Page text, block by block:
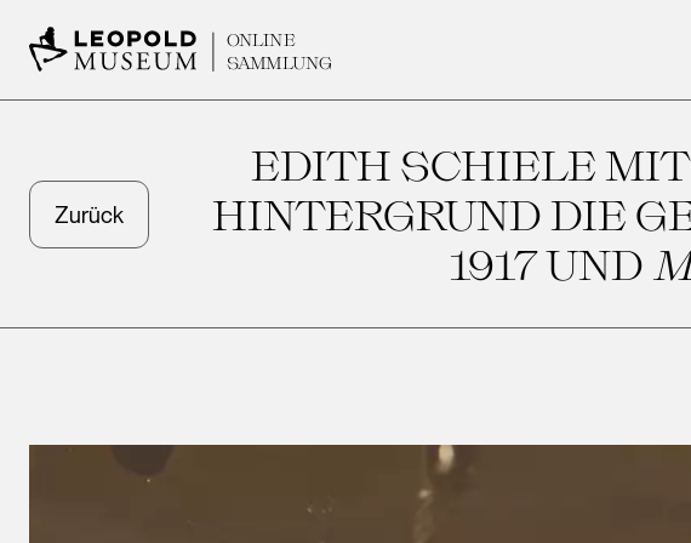
ONLINE
SAMMLUNG
Zurück
EDITH SCHIELE
HINTERGRUND DIE
1917 UND